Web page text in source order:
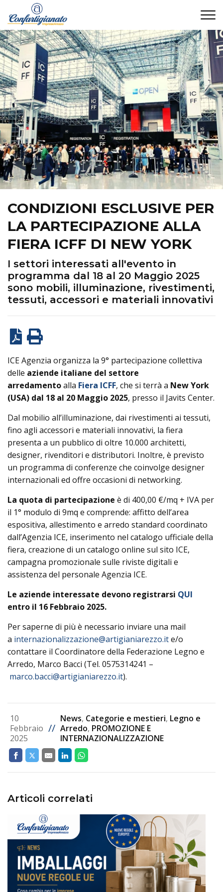
CONDIZIONI ESCLUSIVE PER
LA PARTECIPAZIONE ALLA
FIERA ICFF DI NEW YORK
I settori interessati all'evento in
programma dal 18 al 20 Maggio 2025
sono mobili, illuminazione, rivestimenti,
tessuti, accessori e materiali innovativi
ICE Agenzia organizza la 9° partecipazione collettiva
delle aziende italiane del settore
arredamentoalla Fiera ICFF, che si terrà a New York
(USA) dal 18 al 20 Maggio 2025, presso il Javits Center.
Dal mobilio all’illuminazione, dai rivestimenti ai tessuti,
fino agli accessori e materiali innovativi, la fiera
presenta a un pubblico di oltre 10.000 architetti,
designer, rivenditori e distributori. Inoltre, è previsto
un programma di conferenze che coinvolge designer
internazionali ed offre occasioni di networking.
La quota di partecipazione è di 400,00 €/mq + IVA per
il 1° modulo di 9mq e comprende: affitto dell’area
espositiva, allestimento e arredo standard coordinato
dall’Agenzia ICE, inserimento nel catalogo ufficiale della
fiera, creazione di un catalogo online sul sito ICE,
campagna promozionale sulle riviste digitali e
assistenza del personale Agenzia ICE.
Le aziende interessate devono registrarsi QUI
entro il 16 Febbraio 2025.
Per saperne di più è necessario inviare una mail
a internazionalizzazione@artigianiarezzo.ite/o
contattare il Coordinatore della Federazione Legno e
Arredo, Marco Bacci (Tel. 0575314241 –
marco.bacci@artigianiarezzo.it).
10
Febbraio
2025
//
News, Categorie e mestieri, Legno e
Arredo, PROMOZIONE E
INTERNAZIONALIZZAZIONE
Articoli correlati